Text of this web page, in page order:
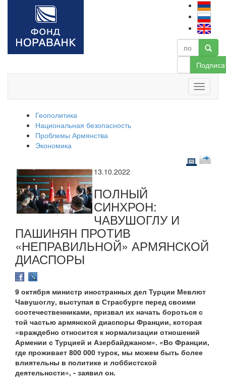
Геополитика
Национальная безопасность
Проблемы Армянства
Экономика
13.10.2022
ПОЛНЫЙ
СИНХРОН:
ЧАВУШОГЛУ И
ПАШИНЯН ПРОТИВ
«НЕПРАВИЛЬНОЙ» АРМЯНСКОЙ
ДИАСПОРЫ
9 октября министр иностранных дел Турции Мевлют
Чавушоглу, выступая в Страсбурге перед своими
соотечественниками, призвал их начать бороться с
той частью армянской диаспоры Франции, которая
«враждебно относится к нормализации отношений
Армении с Турцией и Азербайджаном». «Во Франции,
где проживает 800 000 турок, мы можем быть более
влиятельны в политике и лоббистской
деятельности», - заявил он.